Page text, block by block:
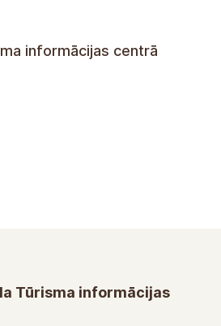
informācijas centrā
Tūrisma informācijas